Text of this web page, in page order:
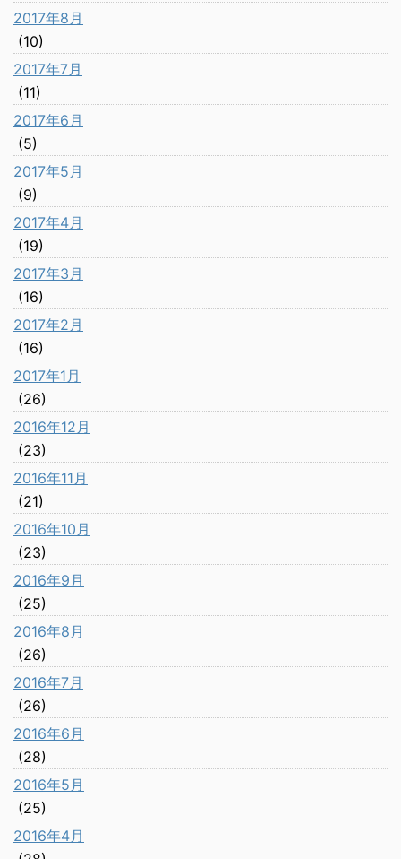
2017年8月
(10)
2017年7月
(11)
2017年6月
(5)
2017年5月
(9)
2017年4月
(19)
2017年3月
(16)
2017年2月
(16)
2017年1月
(26)
2016年12月
(23)
2016年11月
(21)
2016年10月
(23)
2016年9月
(25)
2016年8月
(26)
2016年7月
(26)
2016年6月
(28)
2016年5月
(25)
2016年4月